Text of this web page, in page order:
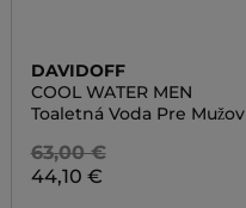
DAVIDOFF
COOL WATER MEN
Toaletná Voda Pre Mužov
63,00 €
44,10 €